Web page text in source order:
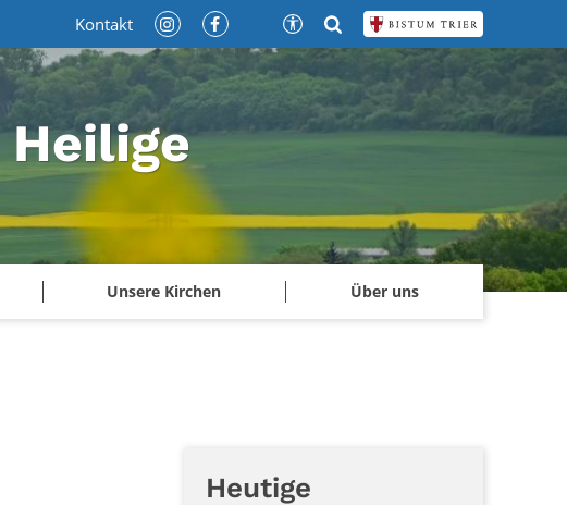
Unsere Kirchen Über uns
Kontakt
Heutige